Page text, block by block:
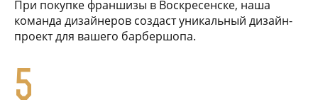
При покупке франшизы в Воскресенске, наша
команда дизайнеров создаст уникальный дизайн-
проект для вашего барбершопа.
5